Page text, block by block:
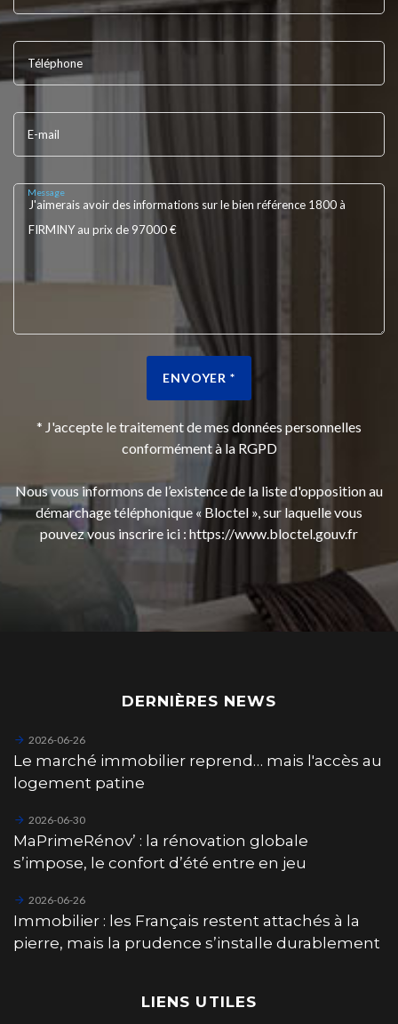
Téléphone
E-mail
Message
ENVOYER *
* J'accepte le traitement de mes données personnelles
conformément à la RGPD
Nous vous informons de l’existence de la liste d'opposition au
démarchage téléphonique « Bloctel », sur laquelle vous
pouvez vous inscrire ici : https://www.bloctel.gouv.fr
DERNIÈRES NEWS
2026-06-26
Le marché immobilier reprend… mais l'accès au
logement patine
2026-06-30
MaPrimeRénov’ : la rénovation globale
s’impose, le confort d’été entre en jeu
2026-06-26
Immobilier : les Français restent attachés à la
pierre, mais la prudence s’installe durablement
LIENS UTILES